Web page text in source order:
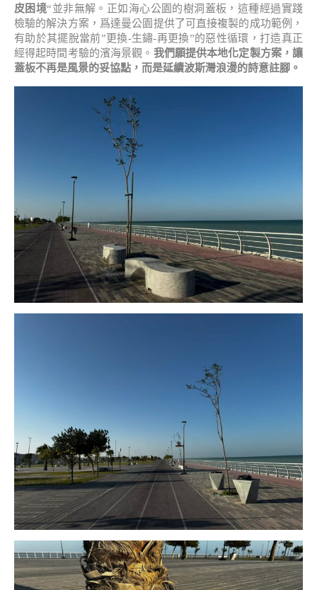
皮困境“並非無解。正如海心公園的樹洞蓋板，這種經過實踐
檢驗的解決方案，爲達曼公園提供了可直接複製的成功範例，
有助於其擺脫當前”更換-生鏽-再更換”的惡性循環，打造真正
經得起時間考驗的濱海景觀。 我們願提供本地化定製方案，讓
蓋板不再是風景的妥協點，而是延續波斯灣浪漫的詩意註腳。